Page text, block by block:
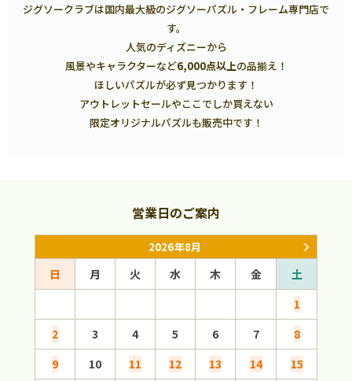
ジグソークラブは国内最大級のジグソーパズル・フレーム専門店で
す。
人気のディズニーから
風景やキャラクターなど6,000点以上の品揃え！
ほしいパズルが必ず見つかります！
アウトレットセールやここでしか買えない
限定オリジナルパズルも販売中です！
営業日のご案内
2026年8月
日 月 火 水 木 金
土
1
2
3 4 5 6 7
8
9
10 11 12 13 14
15